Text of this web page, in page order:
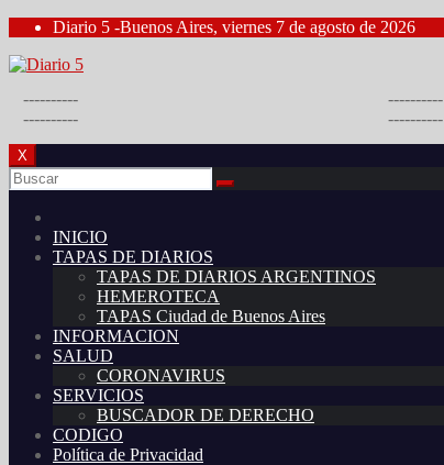
Saltar
contenido
Diario 5 -Buenos Aires, viernes 7 de agosto de 2026
----------
----------
----------
----------
X
INICIO
TAPAS DE DIARIOS
TAPAS DE DIARIOS ARGENTINOS
HEMEROTECA
TAPAS Ciudad de Buenos Aires
INFORMACION
SALUD
CORONAVIRUS
SERVICIOS
BUSCADOR DE DERECHO
CODIGO
Política de Privacidad